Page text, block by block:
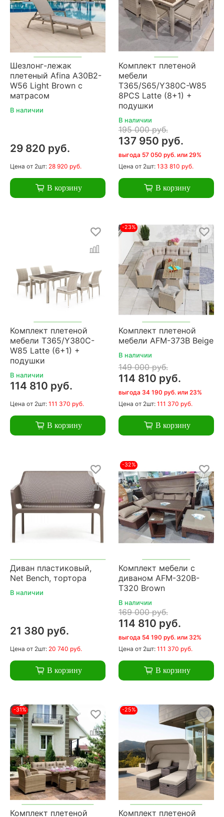
Шезлонг-лежак
плетеный Afina A30B2-
W56 Light Brown с
матрасом
В наличии
29 820 руб.
Цена от 2шт: 28 920 руб.
В корзину
Комплект плетеной
мебели
T365/S65/Y380C-W85
8PCS Latte (8+1) +
подушки
В наличии
195 000 руб.
137 950 руб.
выгода 57 050 руб. или 29%
Цена от 2шт: 133 810 руб.
В корзину
Комплект плетеной
мебели T365/Y380C-
W85 Latte (6+1) +
подушки
В наличии
114 810 руб.
Цена от 2шт: 111 370 руб.
В корзину
-23%
Комплект плетеной
мебели AFM-373B Beige
В наличии
149 000 руб.
114 810 руб.
выгода 34 190 руб. или 23%
Цена от 2шт: 111 370 руб.
В корзину
Диван пластиковый,
Net Bench, тортора
В наличии
21 380 руб.
Цена от 2шт: 20 740 руб.
В корзину
-32%
Комплект мебели с
диваном AFM-320B-
T320 Brown
В наличии
169 000 руб.
114 810 руб.
выгода 54 190 руб. или 32%
Цена от 2шт: 111 370 руб.
В корзину
-31%
Комплект плетеной
-25%
Комплект плетеной